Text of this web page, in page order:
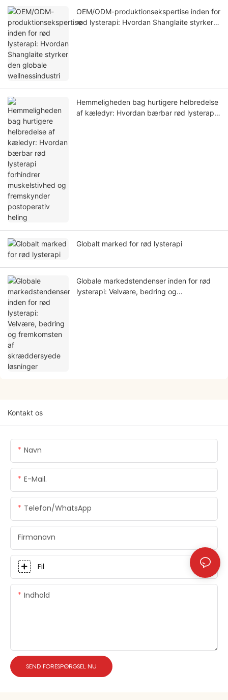
OEM/ODM-produktionsekspertise inden for
rød lysterapi: Hvordan Shanglaite styrker
Hemmeligheden bag hurtigere helbredelse
af kæledyr: Hvordan bærbar rød lysterapi
Globalt marked for rød lysterapi
Globale markedstendenser inden for rød
lysterapi: Velvære, bedring og
Kontakt os
Navn
E-Mail.
Telefon/whatsApp
Firmanavn
Fil
Indhold
SEND FORESPØRGSEL NU